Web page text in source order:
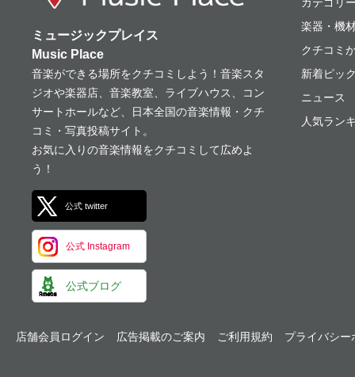
ミュージックプレイス
Music Place
音楽ができる場所をクチコミしよう！音楽スタ
ジオや楽器店、音楽教室、ライブハウス、コン
サートホールなど、日本全国の音楽情報・クチ
コミ・写真投稿サイト。
お気に入りの音楽情報をクチコミして広めよ
う！
公式 twitter
公式 Instagram
公式ブログ
楽器・機
クチコミ
新着ピッ
ニュース
人気ラン
店舗会員ログイン 広告掲載のご案内 ご利用規約 プライバシー